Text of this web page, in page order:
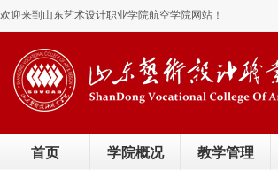
欢迎来到山东艺术设计职业学院航空学院网站！
首页 学院概况 教学管理